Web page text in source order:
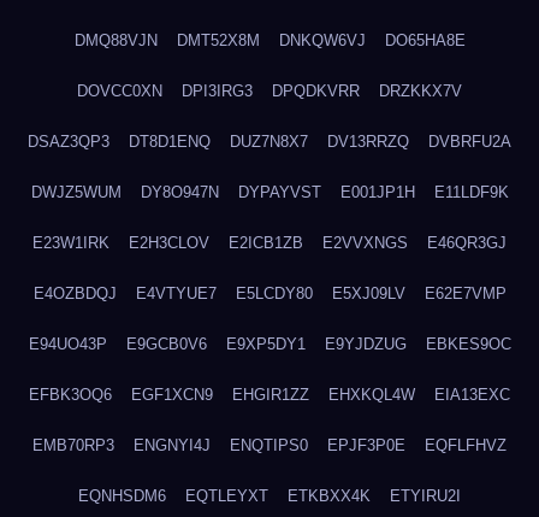
DMQ88VJN DMT52X8M DNKQW6VJ DO65HA8E
DOVCC0XN DPI3IRG3 DPQDKVRR DRZKKX7V
DSAZ3QP3 DT8D1ENQ DUZ7N8X7 DV13RRZQ DVBRFU2A
DWJZ5WUM DY8O947N DYPAYVST E001JP1H E11LDF9K
E23W1IRK E2H3CLOV E2ICB1ZB E2VVXNGS E46QR3GJ
E4OZBDQJ E4VTYUE7 E5LCDY80 E5XJ09LV E62E7VMP
E94UO43P E9GCB0V6 E9XP5DY1 E9YJDZUG EBKES9OC
EFBK3OQ6 EGF1XCN9 EHGIR1ZZ EHXKQL4W EIA13EXC
EMB70RP3 ENGNYI4J ENQTIPS0 EPJF3P0E EQFLFHVZ
EQNHSDM6 EQTLEYXT ETKBXX4K ETYIRU2I